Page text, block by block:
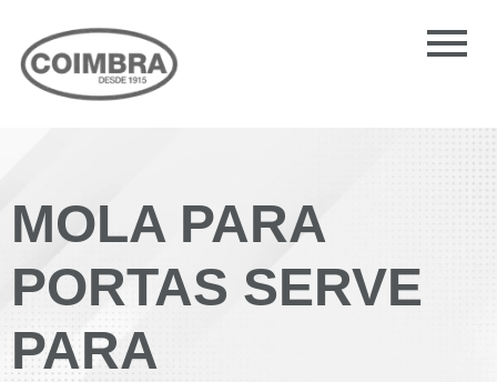
MOLA PARA
PORTAS SERVE
PARA